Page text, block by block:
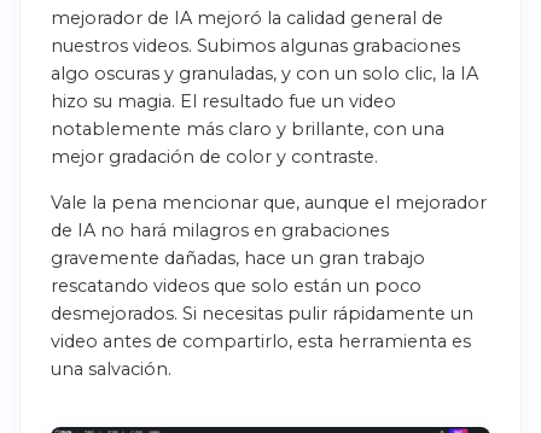
mejorador de IA mejoró la calidad general de
nuestros videos. Subimos algunas grabaciones
algo oscuras y granuladas, y con un solo clic, la IA
hizo su magia. El resultado fue un video
notablemente más claro y brillante, con una
mejor gradación de color y contraste.
Vale la pena mencionar que, aunque el mejorador
de IA no hará milagros en grabaciones
gravemente dañadas, hace un gran trabajo
rescatando videos que solo están un poco
desmejorados. Si necesitas pulir rápidamente un
video antes de compartirlo, esta herramienta es
una salvación.